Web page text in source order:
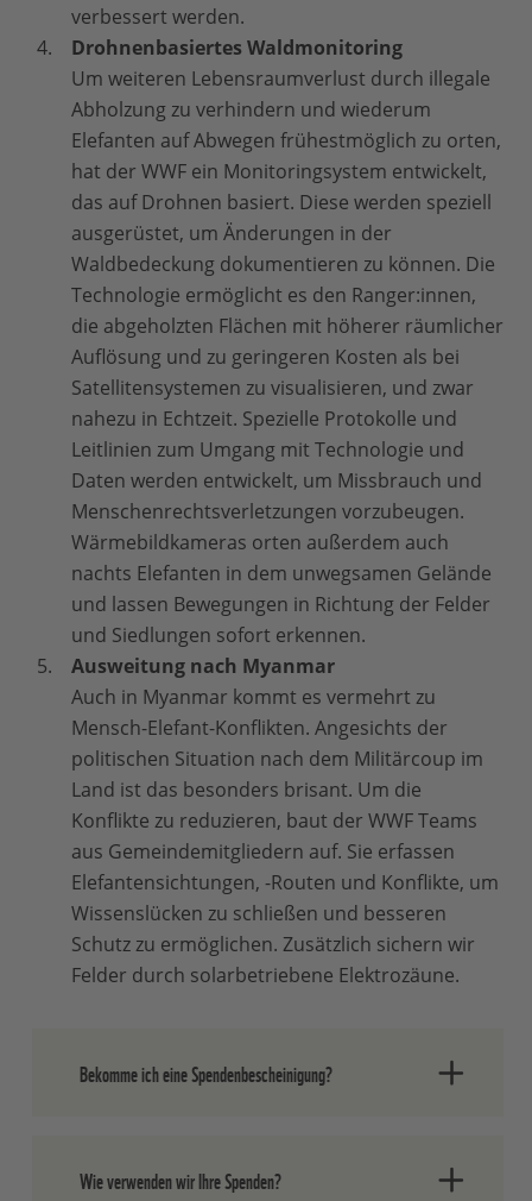
verbessert werden.
Drohnenbasiertes Waldmonitoring
Um weiteren Lebensraumverlust durch illegale
Abholzung zu verhindern und wiederum
Elefanten auf Abwegen frühestmöglich zu orten,
hat der WWF ein Monitoringsystem entwickelt,
das auf Drohnen basiert. Diese werden speziell
ausgerüstet, um Änderungen in der
Waldbedeckung dokumentieren zu können. Die
Technologie ermöglicht es den Ranger:innen,
die abgeholzten Flächen mit höherer räumlicher
Auflösung und zu geringeren Kosten als bei
Satellitensystemen zu visualisieren, und zwar
nahezu in Echtzeit. Spezielle Protokolle und
Leitlinien zum Umgang mit Technologie und
Daten werden entwickelt, um Missbrauch und
Menschenrechtsverletzungen vorzubeugen.
Wärmebildkameras orten außerdem auch
nachts Elefanten in dem unwegsamen Gelände
und lassen Bewegungen in Richtung der Felder
und Siedlungen sofort erkennen.
Ausweitung nach Myanmar
Auch in Myanmar kommt es vermehrt zu
Mensch-Elefant-Konflikten. Angesichts der
politischen Situation nach dem Militärcoup im
Land ist das besonders brisant. Um die
Konflikte zu reduzieren, baut der WWF Teams
aus Gemeindemitgliedern auf. Sie erfassen
Elefantensichtungen, -Routen und Konflikte, um
Wissenslücken zu schließen und besseren
Schutz zu ermöglichen. Zusätzlich sichern wir
Felder durch solarbetriebene Elektrozäune.
Bekomme ich eine Spendenbescheinigung?
gemäß § 10 b Abs. 1 EStG steuerlich
Wie verwenden wir Ihre Spenden?